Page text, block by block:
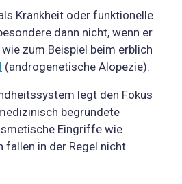
Krankheit oder funktionelle
dann nicht, wenn er
zum Beispiel beim erblich
(androgenetische Alopezie).
legt den Fokus
begründete
Eingriffe wie
fallen in der Regel nicht